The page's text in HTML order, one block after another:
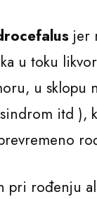
jer
u toku
u
itd
pri rođenju